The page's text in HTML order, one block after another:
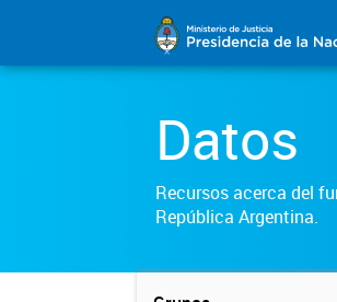
Datos
Recursos acerca del
República Argentina.